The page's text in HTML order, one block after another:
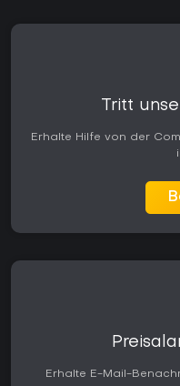
Tritt
Erhalte Hilfe von der
Erhalte E-Mail-